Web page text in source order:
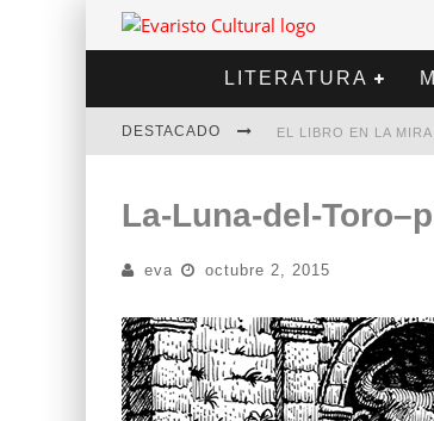
LITERATURA
DESTACADO EL LIBRO EN LA
DIEGO MERET |
ALEJANDRA CORREA
La-Luna-del-
eva octubre 2, 2015